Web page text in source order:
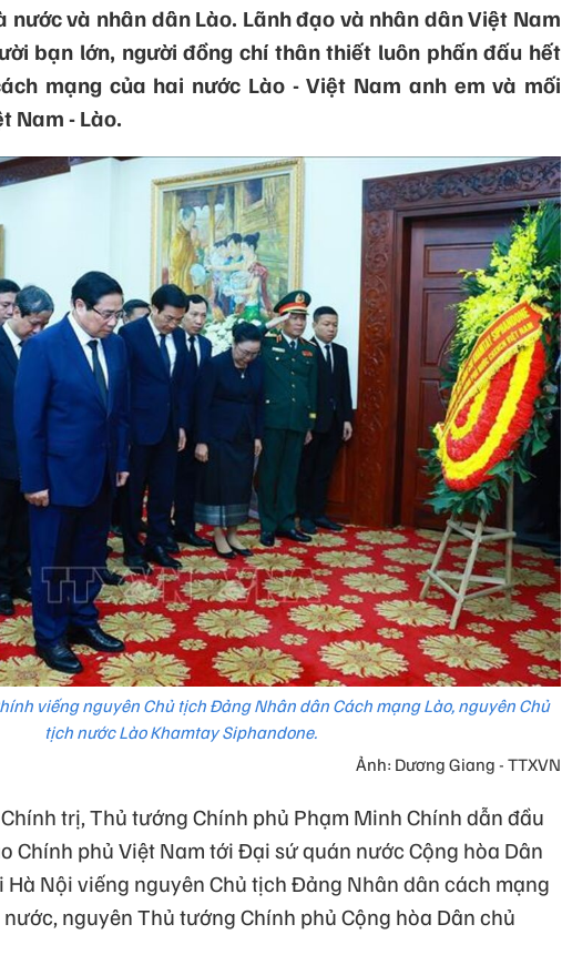
nước và nhân dân Lào. Lãnh đạo và nhân dân Việt Nam
bạn lớn, người đồng chí thân thiết luôn phấn đấu hết
mạng của hai nước Lào - Việt Nam anh em và mối
Nam - Lào.
viếng nguyên Chủ tịch Đảng Nhân dân Cách mạng Lào, nguyên Chủ
tịch nước Lào Khamtay Siphandone.
Ảnh: Dương Giang - TTXVN
trị, Thủ tướng Chính phủ Phạm Minh Chính dẫn đầu
Chính phủ Việt Nam tới Đại sứ quán nước Cộng hòa Dân
Nội viếng nguyên Chủ tịch Đảng Nhân dân cách mạng
nguyên Thủ tướng Chính phủ Cộng hòa Dân chủ